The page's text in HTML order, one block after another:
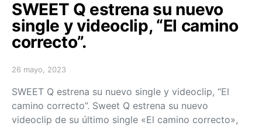
SWEET Q estrena su nuevo
single y videoclip, “El camino
correcto”.
Posted on
26 mayo, 2023
SWEET Q estrena su nuevo single y videoclip, “El
camino correcto”. Sweet Q estrena su nuevo
videoclip de su último single «El camino correcto»,